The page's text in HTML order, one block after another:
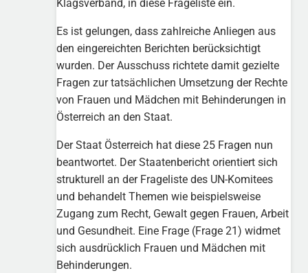
Klagsverband, in diese Frageliste ein.
Es ist gelungen, dass zahlreiche Anliegen aus
den eingereichten Berichten berücksichtigt
wurden. Der Ausschuss richtete damit gezielte
Fragen zur tatsächlichen Umsetzung der Rechte
von Frauen und Mädchen mit Behinderungen in
Österreich an den Staat.
Der Staat Österreich hat diese 25 Fragen nun
beantwortet. Der Staatenbericht orientiert sich
strukturell an der Frageliste des UN-Komitees
und behandelt Themen wie beispielsweise
Zugang zum Recht, Gewalt gegen Frauen, Arbeit
und Gesundheit. Eine Frage (Frage 21) widmet
sich ausdrücklich Frauen und Mädchen mit
Behinderungen.